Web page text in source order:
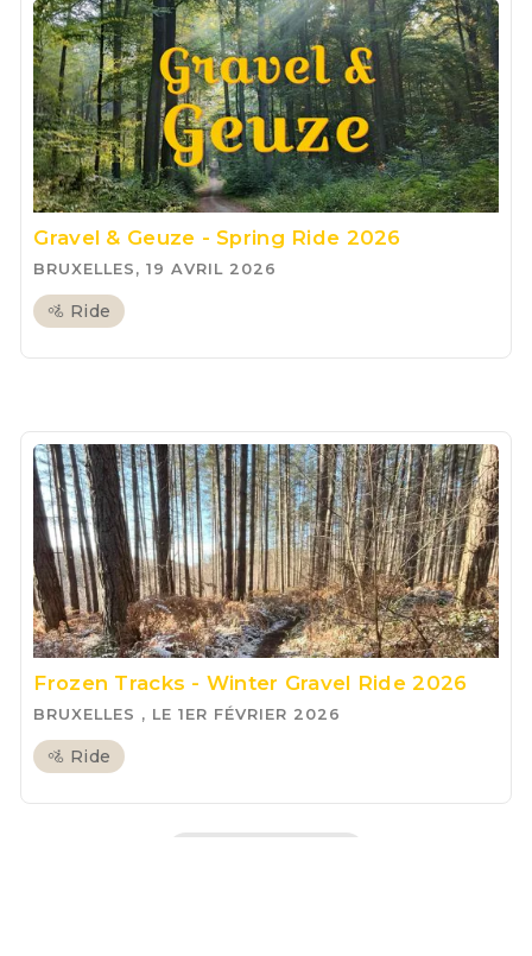
Gravel & Geuze - Spring Ride 2026
BRUXELLES, 19 AVRIL 2026
🚵 Ride
Frozen Tracks - Winter Gravel Ride 2026
BRUXELLES , LE 1ER FÉVRIER 2026
🚵 Ride